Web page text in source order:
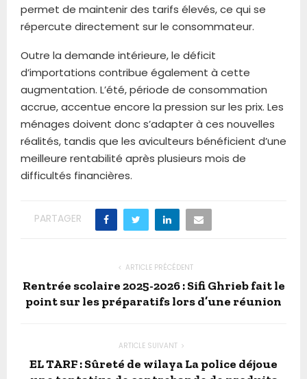
permet de maintenir des tarifs élevés, ce qui se
répercute directement sur le consommateur.
Outre la demande intérieure, le déficit
d’importations contribue également à cette
augmentation. L’été, période de consommation
accrue, accentue encore la pression sur les prix. Les
ménages doivent donc s’adapter à ces nouvelles
réalités, tandis que les aviculteurs bénéficient d’une
meilleure rentabilité après plusieurs mois de
difficultés financières.
PARTAGER
ARTICLE PRÉCÉDENT
Rentrée scolaire 2025-2026 : Sifi Ghrieb fait le
point sur les préparatifs lors d’une réunion
ARTICLE SUIVANT
EL TARF : Sûreté de wilaya La police déjoue